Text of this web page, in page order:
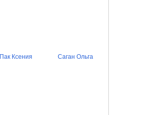
Пак Ксения Саган Ольга